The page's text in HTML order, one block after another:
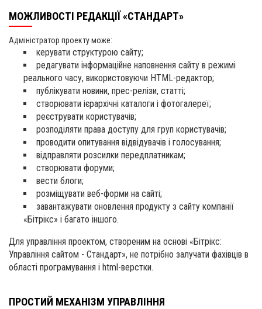
МОЖЛИВОСТІ РЕДАКЦІЇ «СТАНДАРТ»
Адміністратор проекту може:
керувати структурою сайту;
редагувати інформаційне наповнення сайту в режимі
реального часу, використовуючи HTML-редактор;
публікувати новини, прес-релізи, статті;
створювати ієрархічні каталоги і фотогалереї;
реєструвати користувачів;
розподіляти права доступу для груп користувачів;
проводити опитування відвідувачів і голосування;
відправляти розсилки передплатникам;
створювати форуми;
вести блоги;
розміщувати веб-форми на сайті;
завантажувати оновлення продукту з сайту компанії
«Бітрікс» і багато іншого.
Для управління проектом, створеним на основі «Бітрікс:
Управління сайтом - Стандарт», не потрібно залучати фахівців в
області програмування і html-верстки.
ПРОСТИЙ МЕХАНІЗМ УПРАВЛІННЯ